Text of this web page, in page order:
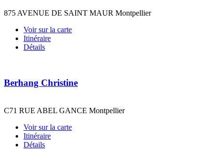
875 AVENUE DE SAINT MAUR Montpellier
Voir sur la carte
Itinéraire
Détails
Berhang Christine
C71 RUE ABEL GANCE Montpellier
Voir sur la carte
Itinéraire
Détails